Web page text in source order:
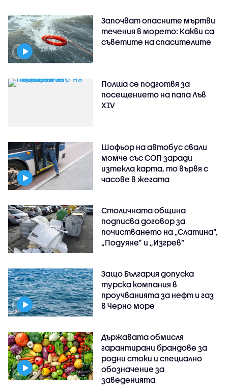
Започват опасните мъртви
течения в морето: Какви са
съветите на спасителите
Полша се подготвя за
посещението на папа Лъв
XIV
Шофьор на автобус свали
момче със СОП заради
изтекла карта, то вървя с
часове в жегата
Столичната община
подписва договор за
почистването на „Слатина”,
„Подуяне” и „Изгрев”
Защо България допуска
турска компания в
проучванията за нефт и газ
в Черно море
Държавата обмисля
гарантирани брандове за
родни стоки и специално
обозначение за
заведенията